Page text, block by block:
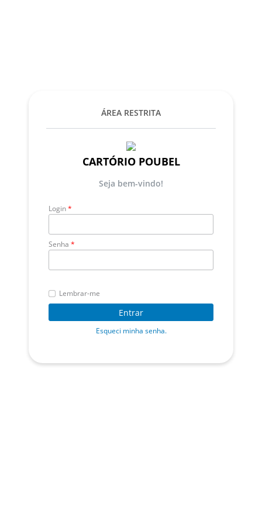
ÁREA RESTRITA
CARTÓRIO POUBEL
Seja bem-vindo!
Login*
Senha *
Lembrar-me
Entrar
Esqueci minha senha.